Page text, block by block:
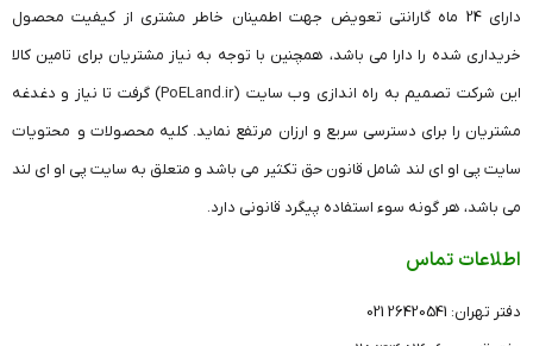
دارای 24 ماه گارانتی تعویض جهت اطمینان خاطر مشتری از کیفیت محصول
خریداری شده را دارا می باشد، همچنین با توجه به نیاز مشتریان برای تامین کالا
این شرکت تصمیم به راه اندازی وب سایت (PoELand.ir) گرفت تا نیاز و دغدغه
مشتریان را برای دسترسی سریع و ارزان مرتفع نماید. کلیه محصولات و محتویات
سایت پی او ای لند شامل قانون حق تکثیر می باشد و متعلق به سایت پی او ای لند
می باشد، هر گونه سوء استفاده پیگرد قانونی دارد.
اطلاعات تماس
دفتر تهران: 26420541 021